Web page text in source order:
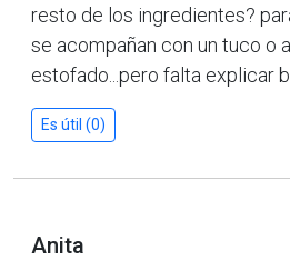
resto de los ingredientes?
se acompañan con un tuco o
estofado...pero falta explicar
Es útil (0)
Anita